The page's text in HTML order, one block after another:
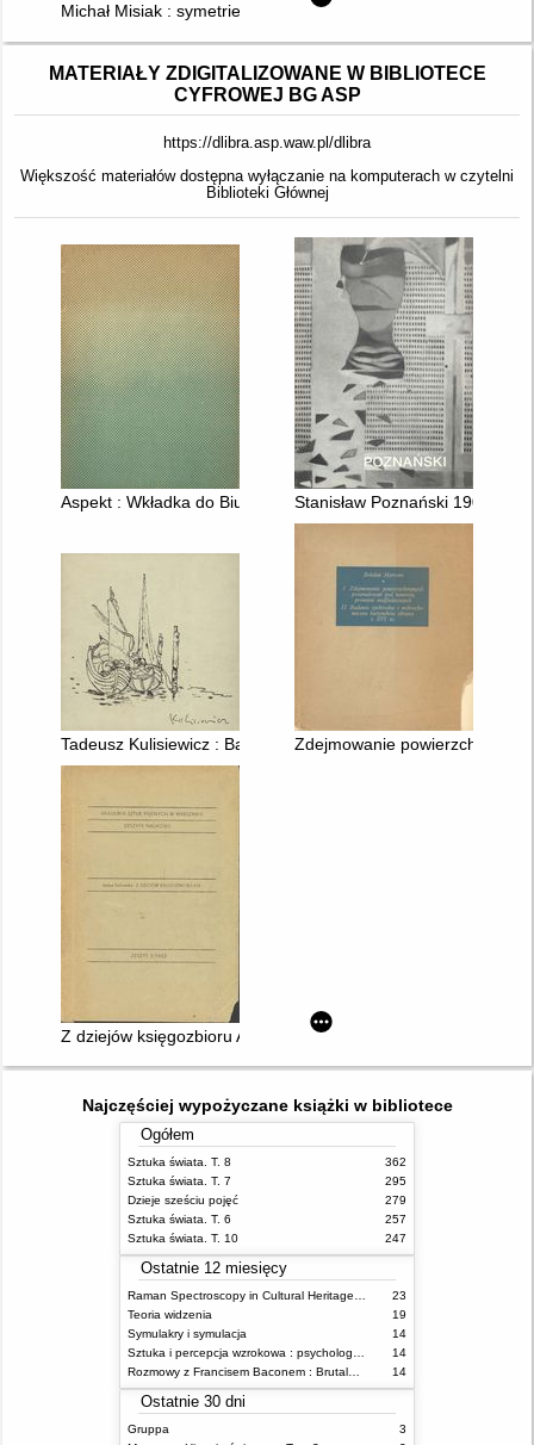
Michał Misiak : symetrie
MATERIAŁY ZDIGITALIZOWANE W BIBLIOTECE
CYFROWEJ BG ASP
https://dlibra.asp.waw.pl/dlibra
Większość materiałów dostępna wyłączanie na komputerach w czytelni
Biblioteki Głównej
Aspekt : Wkładka do Biuletynu Informacyjnego Studentów
Stanisław Poznański 1909 -
Tadeusz Kulisiewicz : Barki i łodzie rybackie
Zdejmowanie
Z dziejów księgozbioru ASP
Najczęściej wypożyczane książki w bibliotece
Ogółem
Sztuka świata. T. 8
362
Sztuka świata. T. 7
295
Dzieje sześciu pojęć
279
Sztuka świata. T. 6
257
Sztuka świata. T. 10
247
Ostatnie 12 miesięcy
23
Teoria widzenia
19
Symulakry i symulacja
14
14
14
Ostatnie 30 dni
Gruppa
3